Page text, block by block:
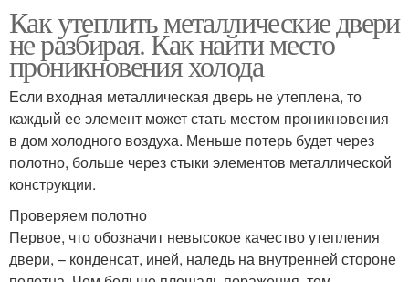
Как утеплить металлические двери
не разбирая. Как найти место
проникновения холода
Если входная металлическая дверь не утеплена, то
каждый ее элемент может стать местом проникновения
в дом холодного воздуха. Меньше потерь будет через
полотно, больше через стыки элементов металлической
конструкции.
Проверяем полотно
Первое, что обозначит невысокое качество утепления
двери, – конденсат, иней, наледь на внутренней стороне